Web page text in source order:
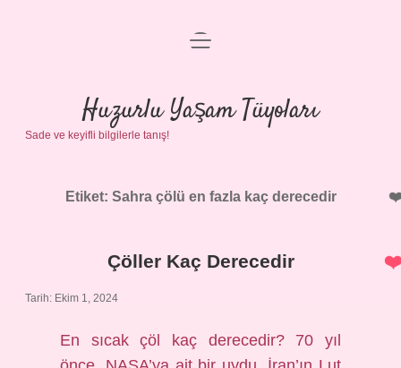
Anasayfa
Gizlilik Politikası
Yasal Uyarı
menüyü
Huzurlu Yaşam Tüyoları
Sade ve keyifli bilgilerle tanış!
Etiket: Sahra çölü en fazla kaç derecedir
Çöller Kaç Derecedir
Tarih: Ekim 1, 2024
En sıcak çöl kaç derecedir? 70 yıl